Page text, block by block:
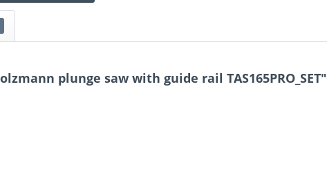
plunge saw with guide rail TAS165PRO_SET"